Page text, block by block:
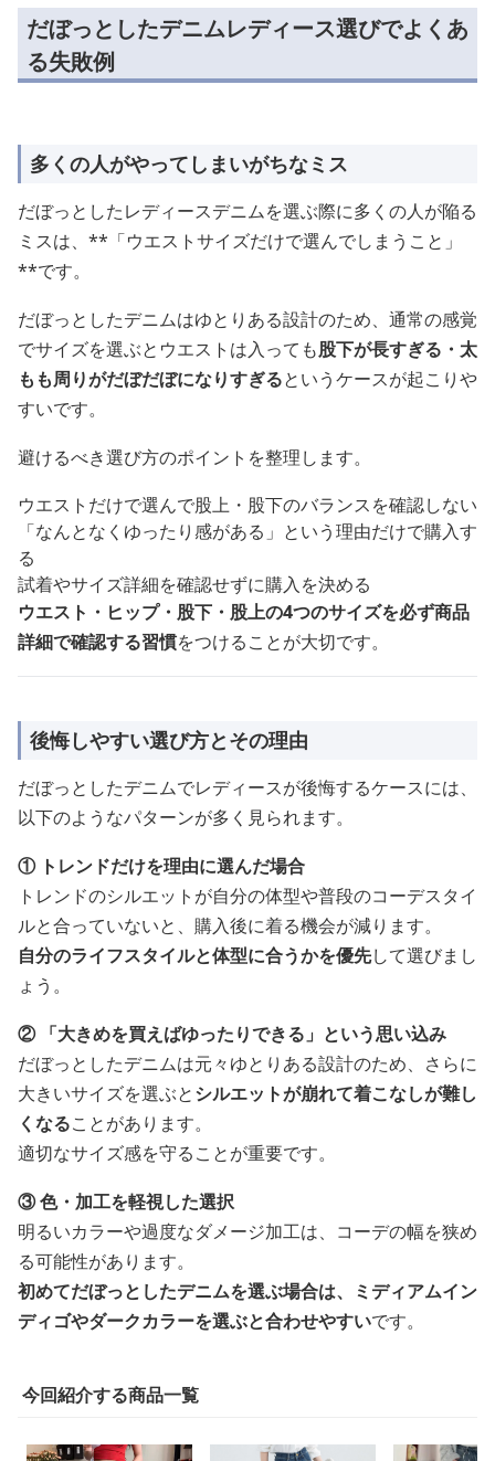
だぼっとしたデニムレディース選びでよくあ
る失敗例
多くの人がやってしまいがちなミス
だぼっとしたレディースデニムを選ぶ際に多くの人が陥る
ミスは、**「ウエストサイズだけで選んでしまうこと」
**です。
だぼっとしたデニムはゆとりある設計のため、通常の感覚
でサイズを選ぶとウエストは入っても股下が長すぎる・太
もも周りがだぼだぼになりすぎるというケースが起こりや
すいです。
避けるべき選び方のポイントを整理します。
ウエストだけで選んで股上・股下のバランスを確認しない
「なんとなくゆったり感がある」という理由だけで購入す
る
試着やサイズ詳細を確認せずに購入を決める
ウエスト・ヒップ・股下・股上の4つのサイズを必ず商品
詳細で確認する習慣をつけることが大切です。
後悔しやすい選び方とその理由
だぼっとしたデニムでレディースが後悔するケースには、
以下のようなパターンが多く見られます。
① トレンドだけを理由に選んだ場合
トレンドのシルエットが自分の体型や普段のコーデスタイ
ルと合っていないと、購入後に着る機会が減ります。
自分のライフスタイルと体型に合うかを優先して選びまし
ょう。
② 「大きめを買えばゆったりできる」という思い込み
だぼっとしたデニムは元々ゆとりある設計のため、さらに
大きいサイズを選ぶとシルエットが崩れて着こなしが難し
くなることがあります。
適切なサイズ感を守ることが重要です。
③ 色・加工を軽視した選択
明るいカラーや過度なダメージ加工は、コーデの幅を狭め
る可能性があります。
初めてだぼっとしたデニムを選ぶ場合は、ミディアムイン
ディゴやダークカラーを選ぶと合わせやすいです。
今回紹介する商品一覧